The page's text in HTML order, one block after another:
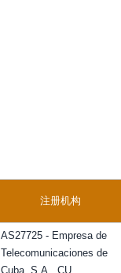
注册机构
AS27725 - Empresa de
Telecomunicaciones de
Cuba, S.A., CU